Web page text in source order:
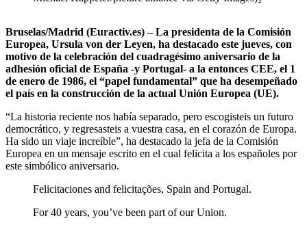
Bruselas/Madrid (Euractiv.es) – La presidenta de la Comisión
Europea, Ursula von der Leyen, ha destacado este jueves, con
motivo de la celebración del cuadragésimo aniversario de la
adhesión oficial de España -y Portugal- a la entonces CEE, el 1
de enero de 1986, el “papel fundamental” que ha desempeñado
el país en la construcción de la actual Unión Europea (UE).
“La historia reciente nos había separado, pero escogisteis un futuro
democrático, y regresasteis a vuestra casa, en el corazón de Europa.
Ha sido un viaje increíble”, ha destacado la jefa de la Comisión
Europea en un mensaje escrito en el cual felicita a los españoles por
este simbólico aniversario.
Felicitaciones and felicitações, Spain and Portugal.
For 40 years, you’ve been part of our Union.